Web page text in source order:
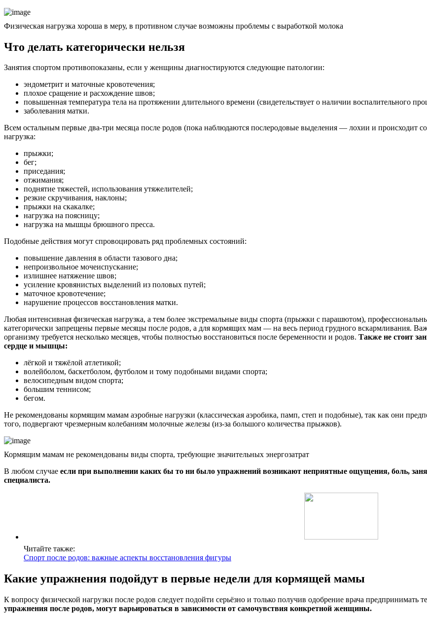
Физическая нагрузка хороша в меру, в противном случае возможны проблемы с выработкой молока
Что делать категорически нельзя
Занятия спортом противопоказаны, если у женщины диагностируются следующие патологии:
эндометрит и маточные кровотечения;
плохое сращение и расхождение швов;
повышенная температура тела на протяжении длительного времени (свидетельствует о наличии воспалительного
заболевания матки.
Всем остальным первые два-три месяца после родов (пока наблюдаются послеродовые выделения — лохии и происходит
нагрузка:
прыжки;
бег;
приседания;
отжимания;
поднятие тяжестей, использования утяжелителей;
резкие скручивания, наклоны;
прыжки на скакалке;
нагрузка на поясницу;
нагрузка на мышцы брюшного пресса.
Подобные действия могут спровоцировать ряд проблемных состояний:
повышение давления в области тазового дна;
непроизвольное мочеиспускание;
излишнее натяжение швов;
усиление кровянистых выделений из половых путей;
маточное кровотечение;
нарушение процессов восстановления матки.
Любая интенсивная физическая нагрузка, а тем более экстремальные виды спорта (прыжки с парашютом),
категорически запрещены первые месяцы после родов, а для кормящих мам — на весь период грудного вскармливания.
организму требуется несколько месяцев, чтобы полностью восстановиться после беременности и родов. Также не стоит
сердце и мышцы:
лёгкой и тяжёлой атлетикой;
волейболом, баскетболом, футболом и тому подобными видами спорта;
велосипедным видом спорта;
большим теннисом;
бегом.
Не рекомендованы кормящим мамам аэробные нагрузки (классическая аэробика, памп, степ и подобные), так как они
того, подвергают чрезмерным колебаниям молочные железы (из-за большого количества прыжков).
Кормящим мамам не рекомендованы виды спорта, требующие значительных энергозатрат
В любом случае если при выполнении каких бы то ни было упражнений возникают неприятные ощущения, боль,
специалиста.
Читайте также:
Спорт после родов: важные аспекты восстановления фигуры
Какие упражнения подойдут в первые недели для кормящей мамы
К вопросу физической нагрузки после родов следует подойти серьёзно и только получив одобрение врача предпринимать
упражнения после родов, могут варьироваться в зависимости от самочувствия конкретной женщины.